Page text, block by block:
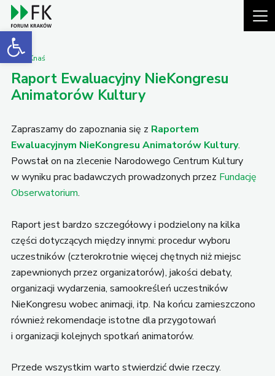
Open toolbar
Piotr Knaś
Raport Ewaluacyjny NieKongresu
Animatorów Kultury
Zapraszamy do zapoznania się z Raportem
Ewaluacyjnym NieKongresu Animatorów Kultury.
Powstał on na zlecenie Narodowego Centrum Kultury
w wyniku prac badawczych prowadzonych przez Fundację
Obserwatorium.
Raport jest bardzo szczegółowy i podzielony na kilka
części dotyczących między innymi: procedur wyboru
uczestników (czterokrotnie więcej chętnych niż miejsc
zapewnionych przez organizatorów), jakości debaty,
organizacji wydarzenia, samookreśleń uczestników
NieKongresu wobec animacji, itp. Na końcu zamieszczono
również rekomendacje istotne dla przygotowań
i organizacji kolejnych spotkań animatorów.
Przede wszystkim warto stwierdzić dwie rzeczy.